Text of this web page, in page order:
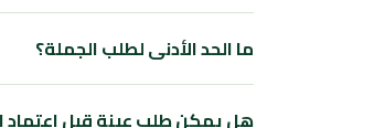
ما الحد الأدنى لطلب الجملة؟
هل يمكن طلب عينة قبل اعتماد